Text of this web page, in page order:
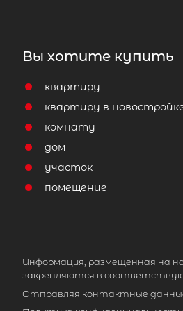
Вы хотите купить
квартиру
квартиру в
комнату
дом
участок
помещение
Информация, размещенная на
закрепляются в
Отправляя контактные